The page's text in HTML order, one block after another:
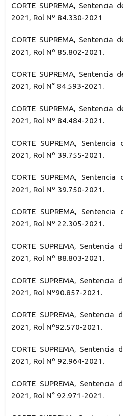
CORTE SUPREMA,
2021, Rol Nº 84.330-2021
CORTE SUPREMA,
2021, Rol Nº 85.802-2021.
CORTE SUPREMA,
2021, Rol N° 84.593-2021.
CORTE SUPREMA,
2021, Rol Nº 84.484-2021.
CORTE SUPREMA,
2021, Rol Nº 39.755-2021.
CORTE SUPREMA,
2021, Rol Nº 39.750-2021.
CORTE SUPREMA,
2021, Rol Nº 22.305-2021.
CORTE SUPREMA,
2021, Rol Nº 88.803-2021.
CORTE SUPREMA,
2021, Rol Nº90.857-2021.
CORTE SUPREMA,
2021, Rol Nº92.570-2021.
CORTE SUPREMA,
2021, Rol Nº 92.964-2021.
CORTE SUPREMA,
2021, Rol N° 92.971-2021.